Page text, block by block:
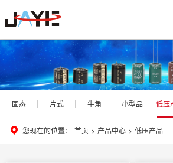
固态 片式 牛角 小型品 低压
您现在的位置： 首页 > 产品中心 > 低压产品